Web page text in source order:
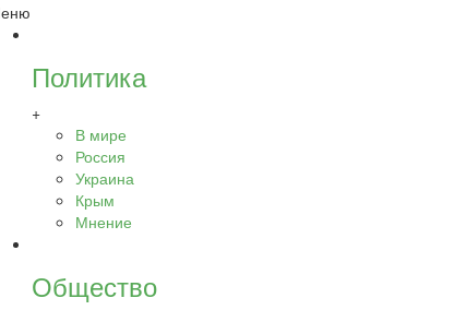
Политика
+
В мире
Россия
Украина
Крым
Мнение
Общество